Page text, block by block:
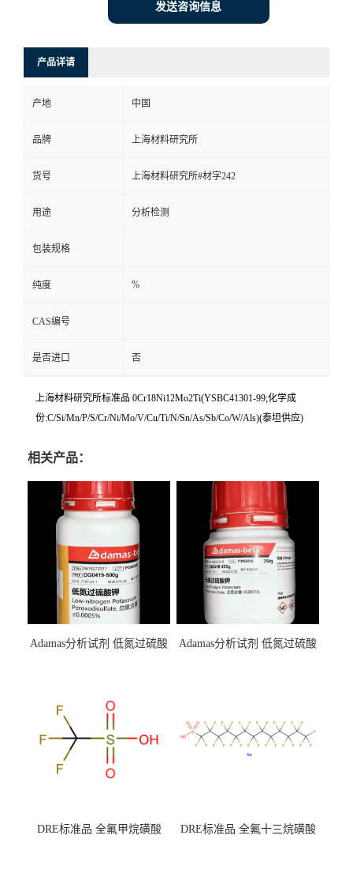
发送咨询信息
产品详请
产地 中国
品牌 上海材料研究所
货号 上海材料研究所#材字242
用途 分析检测
包装规格
纯度 %
CAS编号
是否进口 否
上海材料研究所标准品 0Cr18Ni12Mo2Ti(YSBC41301-99;化学成
份:C/Si/Mn/P/S/Cr/Ni/Mo/V/Cu/Ti/N/Sn/As/Sb/Co/W/Als)(泰坦供应)
相关产品：
Adamas分析试剂 低氮过硫酸
（泰坦现货供应）
Adamas分析试剂 低氮过硫酸
DRE标准品 全氟甲烷磺酸
DRE标准品 全氟十三烷磺酸